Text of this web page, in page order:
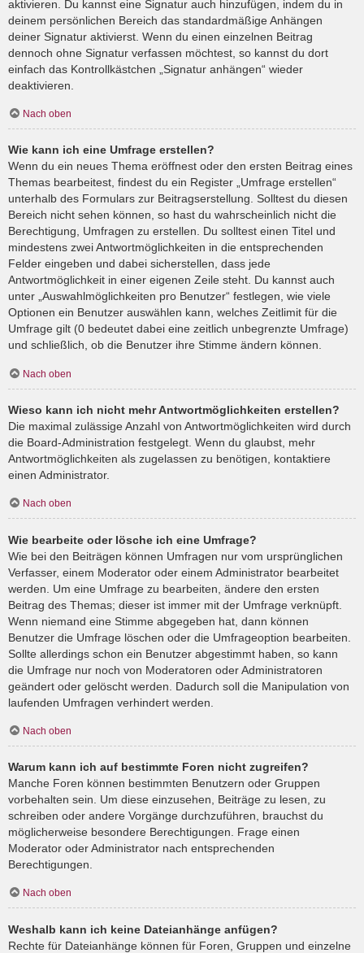
aktivieren. Du kannst eine Signatur auch hinzufügen, indem du in
deinem persönlichen Bereich das standardmäßige Anhängen
deiner Signatur aktivierst. Wenn du einen einzelnen Beitrag
dennoch ohne Signatur verfassen möchtest, so kannst du dort
einfach das Kontrollkästchen „Signatur anhängen“ wieder
deaktivieren.
Nach oben
Wie kann ich eine Umfrage erstellen?
Wenn du ein neues Thema eröffnest oder den ersten Beitrag eines
Themas bearbeitest, findest du ein Register „Umfrage erstellen“
unterhalb des Formulars zur Beitragserstellung. Solltest du diesen
Bereich nicht sehen können, so hast du wahrscheinlich nicht die
Berechtigung, Umfragen zu erstellen. Du solltest einen Titel und
mindestens zwei Antwortmöglichkeiten in die entsprechenden
Felder eingeben und dabei sicherstellen, dass jede
Antwortmöglichkeit in einer eigenen Zeile steht. Du kannst auch
unter „Auswahlmöglichkeiten pro Benutzer“ festlegen, wie viele
Optionen ein Benutzer auswählen kann, welches Zeitlimit für die
Umfrage gilt (0 bedeutet dabei eine zeitlich unbegrenzte Umfrage)
und schließlich, ob die Benutzer ihre Stimme ändern können.
Nach oben
Wieso kann ich nicht mehr Antwortmöglichkeiten erstellen?
Die maximal zulässige Anzahl von Antwortmöglichkeiten wird durch
die Board-Administration festgelegt. Wenn du glaubst, mehr
Antwortmöglichkeiten als zugelassen zu benötigen, kontaktiere
einen Administrator.
Nach oben
Wie bearbeite oder lösche ich eine Umfrage?
Wie bei den Beiträgen können Umfragen nur vom ursprünglichen
Verfasser, einem Moderator oder einem Administrator bearbeitet
werden. Um eine Umfrage zu bearbeiten, ändere den ersten
Beitrag des Themas; dieser ist immer mit der Umfrage verknüpft.
Wenn niemand eine Stimme abgegeben hat, dann können
Benutzer die Umfrage löschen oder die Umfrageoption bearbeiten.
Sollte allerdings schon ein Benutzer abgestimmt haben, so kann
die Umfrage nur noch von Moderatoren oder Administratoren
geändert oder gelöscht werden. Dadurch soll die Manipulation von
laufenden Umfragen verhindert werden.
Nach oben
Warum kann ich auf bestimmte Foren nicht zugreifen?
Manche Foren können bestimmten Benutzern oder Gruppen
vorbehalten sein. Um diese einzusehen, Beiträge zu lesen, zu
schreiben oder andere Vorgänge durchzuführen, brauchst du
möglicherweise besondere Berechtigungen. Frage einen
Moderator oder Administrator nach entsprechenden
Berechtigungen.
Nach oben
Weshalb kann ich keine Dateianhänge anfügen?
Rechte für Dateianhänge können für Foren, Gruppen und einzelne